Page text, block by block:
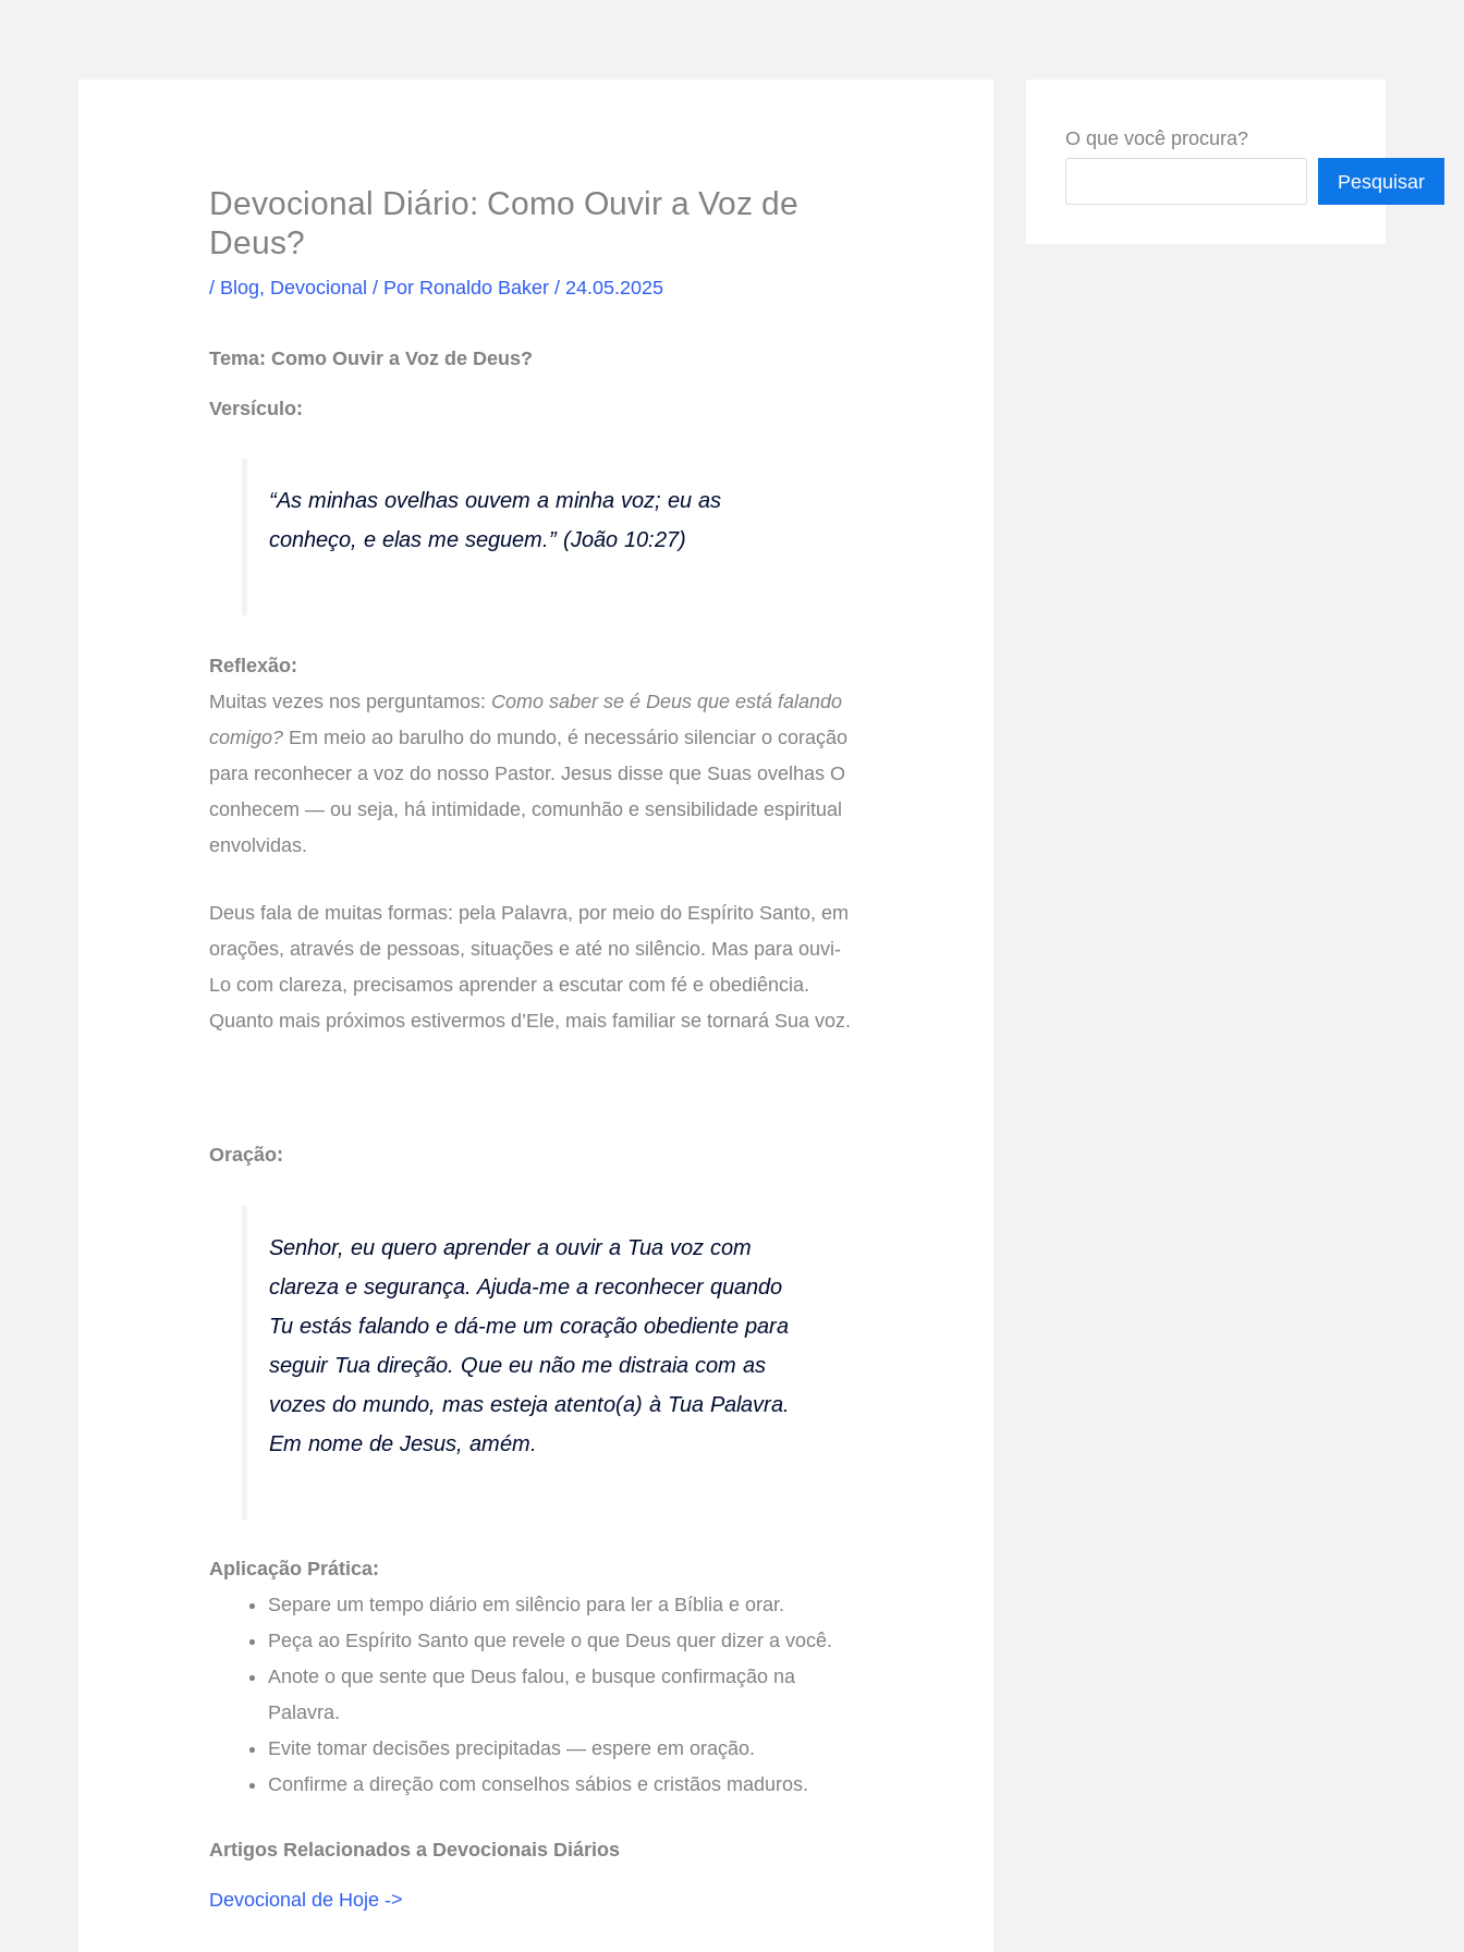
Devocional Diário: Como Ouvir a Voz de
Deus?
/ Blog, Devocional / Por Ronaldo Baker/ 24.05.2025
Tema: Como Ouvir a Voz de Deus?
Versículo:
“As minhas ovelhas ouvem a minha voz; eu as
conheço, e elas me seguem.” (João 10:27)
Reflexão:
Muitas vezes nos perguntamos: Como saber se é Deus que está falando
comigo? Em meio ao barulho do mundo, é necessário silenciar o coração
para reconhecer a voz do nosso Pastor. Jesus disse que Suas ovelhas O
conhecem — ou seja, há intimidade, comunhão e sensibilidade espiritual
envolvidas.
Deus fala de muitas formas: pela Palavra, por meio do Espírito Santo, em
orações, através de pessoas, situações e até no silêncio. Mas para ouvi-
Lo com clareza, precisamos aprender a escutar com fé e obediência.
Quanto mais próximos estivermos d’Ele, mais familiar se tornará Sua voz.
Oração:
Senhor, eu quero aprender a ouvir a Tua voz com
clareza e segurança. Ajuda-me a reconhecer quando
Tu estás falando e dá-me um coração obediente para
seguir Tua direção. Que eu não me distraia com as
vozes do mundo, mas esteja atento(a) à Tua Palavra.
Em nome de Jesus, amém.
Aplicação Prática:
Separe um tempo diário em silêncio para ler a Bíblia e orar.
Peça ao Espírito Santo que revele o que Deus quer dizer a você.
Anote o que sente que Deus falou, e busque confirmação na
Palavra.
Evite tomar decisões precipitadas — espere em oração.
Confirme a direção com conselhos sábios e cristãos maduros.
Artigos Relacionados a Devocionais Diários
Devocional de Hoje ->
O que você procura?
Pesquisar